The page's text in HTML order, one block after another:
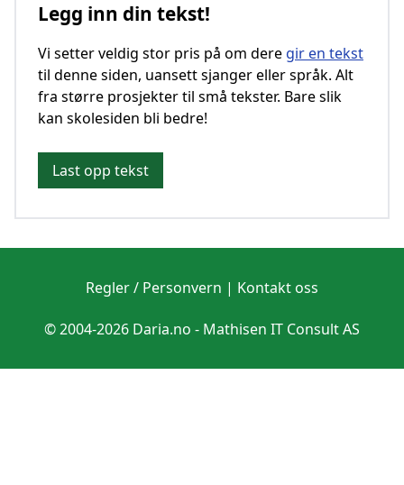
Legg inn din tekst!
Vi setter veldig stor pris på om dere gir en tekst
til denne siden, uansett sjanger eller språk. Alt
fra større prosjekter til små tekster. Bare slik
kan skolesiden bli bedre!
Last opp tekst
Regler / Personvern | Kontakt oss
© 2004-2026 Daria.no - Mathisen IT Consult AS